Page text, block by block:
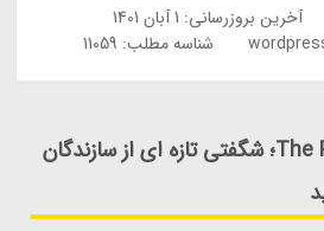
آخرین بروزرسانی: 1 آبان 1401
شناسه مطلب: 11059
به "سریال The Peripheral؛ شگفتی تازه ای از سازندگان